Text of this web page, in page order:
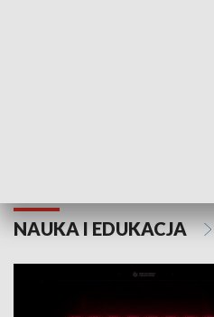
NAUKA I EDUKACJA